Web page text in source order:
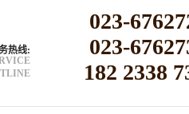
热线:
023-
023-
182 2338